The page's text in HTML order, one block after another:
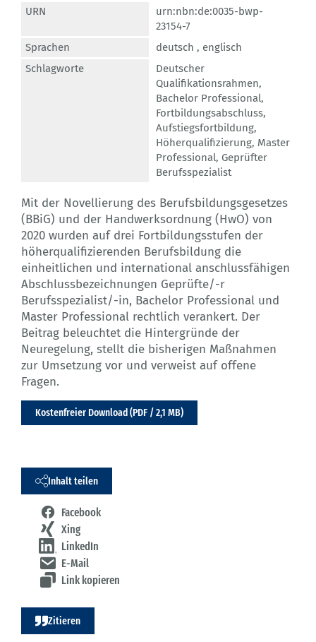
URN
urn:nbn:de:0035-bwp-
23154-7
Sprachen
deutsch , englisch
Schlagworte
Deutscher
Qualifikationsrahmen,
Bachelor Professional,
Fortbildungsabschluss,
Aufstiegsfortbildung,
Höherqualifizierung, Master
Professional, Geprüfter
Berufsspezialist
Mit der Novellierung des Berufsbildungsgesetzes
(BBiG) und der Handwerksordnung (HwO) von
2020 wurden auf drei Fortbildungsstufen der
höherqualifizierenden Berufsbildung die
einheitlichen und international anschlussfähigen
Abschlussbezeichnungen Geprüfte/-r
Berufsspezialist/-in, Bachelor Professional und
Master Professional rechtlich verankert. Der
Beitrag beleuchtet die Hintergründe der
Neuregelung, stellt die bisherigen Maßnahmen
zur Umsetzung vor und verweist auf offene
Fragen.
Kostenfreier Download (PDF / 2,1 MB)
Inhalt teilen
Facebook
Xing
LinkedIn
E-Mail
Link kopieren
Zitieren